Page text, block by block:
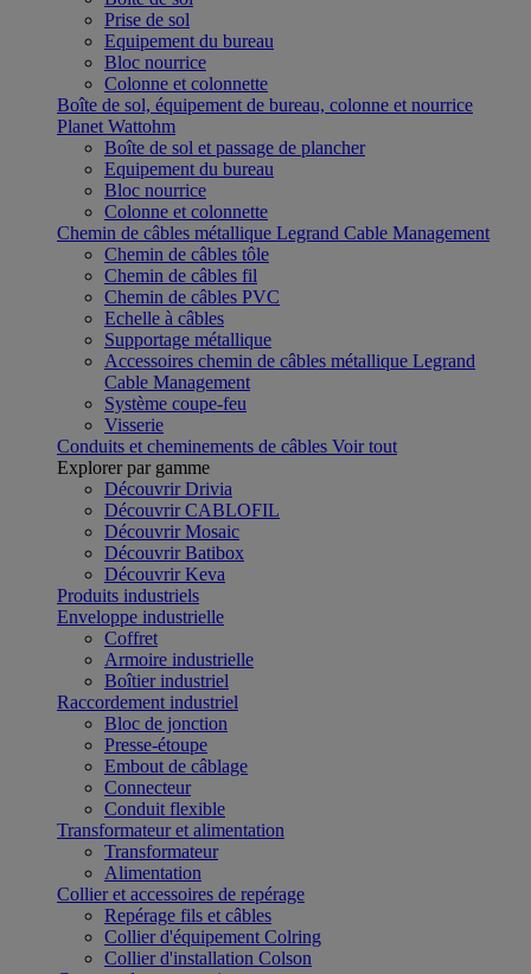
Prise de sol
Equipement du bureau
Bloc nourrice
Colonne et colonnette
Boîte de sol, équipement de bureau, colonne et nourrice
Planet Wattohm
Boîte de sol et passage de plancher
Equipement du bureau
Bloc nourrice
Colonne et colonnette
Chemin de câbles métallique Legrand Cable Management
Chemin de câbles tôle
Chemin de câbles fil
Chemin de câbles PVC
Echelle à câbles
Supportage métallique
Accessoires chemin de câbles métallique Legrand
Cable Management
Système coupe-feu
Visserie
Conduits et cheminements de câbles Voir tout
Explorer par gamme
Découvrir Drivia
Découvrir CABLOFIL
Découvrir Mosaic
Découvrir Batibox
Découvrir Keva
Produits industriels
Enveloppe industrielle
Coffret
Armoire industrielle
Boîtier industriel
Raccordement industriel
Bloc de jonction
Presse-étoupe
Embout de câblage
Connecteur
Conduit flexible
Transformateur et alimentation
Transformateur
Alimentation
Collier et accessoires de repérage
Repérage fils et câbles
Collier d'équipement Colring
Collier d'installation Colson